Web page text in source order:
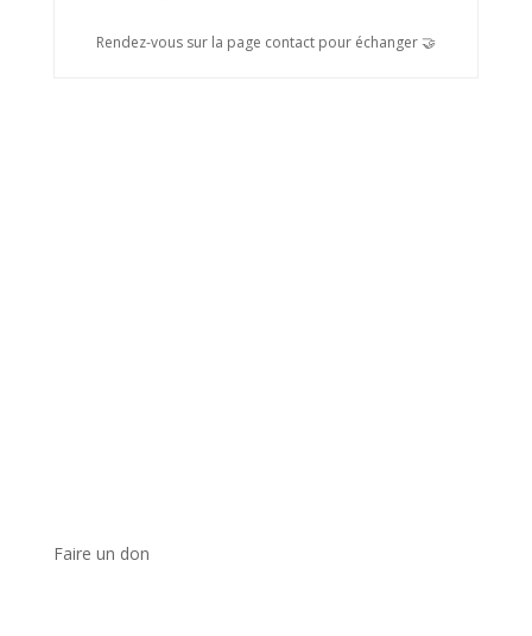
Rendez-vous sur la page contact pour échanger 🤝
Faire un don